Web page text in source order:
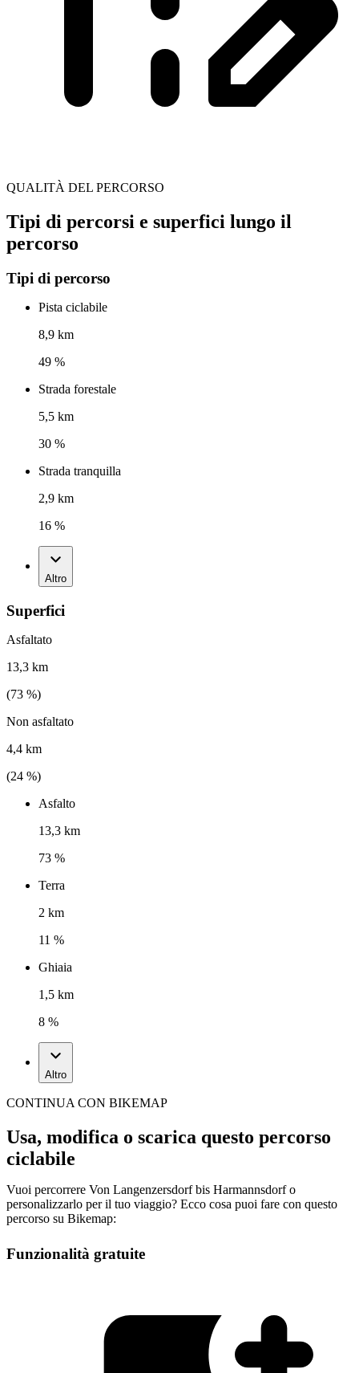
QUALITÀ DEL PERCORSO
Tipi di percorsi e superfici lungo il
percorso
Tipi di percorso
Pista ciclabile
8,9 km
49 %
Strada forestale
5,5 km
30 %
Strada tranquilla
2,9 km
16 %
Altro
Superfici
Asfaltato
13,3 km
(73 %)
Non asfaltato
4,4 km
(24 %)
Asfalto
13,3 km
73 %
Terra
2 km
11 %
Ghiaia
1,5 km
8 %
Altro
CONTINUA CON BIKEMAP
Usa, modifica o scarica questo percorso
ciclabile
Vuoi percorrere Von Langenzersdorf bis Harmannsdorf o
personalizzarlo per il tuo viaggio? Ecco cosa puoi fare con questo
percorso su Bikemap:
Funzionalità gratuite